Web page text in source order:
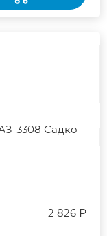
3308 Садко
2 826 ₽